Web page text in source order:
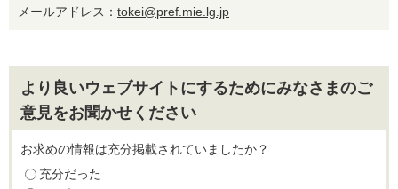
メールアドレス： tokei@pref.mie.lg.jp
より良いウェブサイトにするためにみなさまのご
意見をお聞かせください
お求めの情報は充分掲載されていましたか？
充分だった